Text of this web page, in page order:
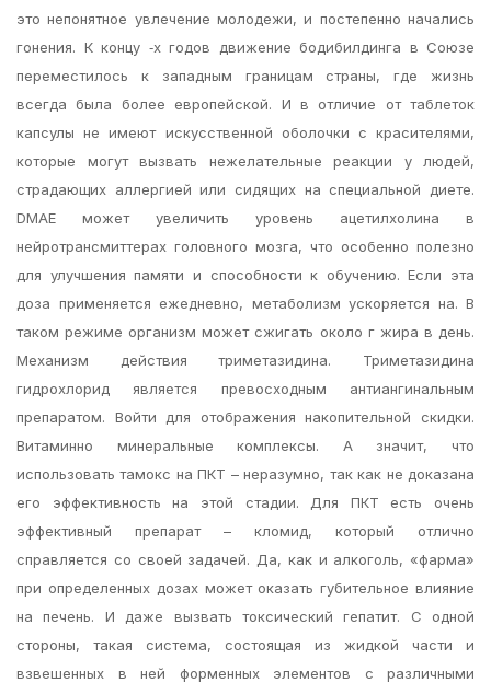
это непонятное увлечение молодежи, и постепенно начались
гонения. К концу ‑х годов движение бодибилдинга в Союзе
переместилось к западным границам страны, где жизнь
всегда была более европейской. И в отличие от таблеток
капсулы не имеют искусственной оболочки с красителями,
которые могут вызвать нежелательные реакции у людей,
страдающих аллергией или сидящих на специальной диете.
DMAE может увеличить уровень ацетилхолина в
нейротрансмиттерах головного мозга, что особенно полезно
для улучшения памяти и способности к обучению. Если эта
доза применяется ежедневно, метаболизм ускоряется на. В
таком режиме организм может сжигать около г жира в день.
Механизм действия триметазидина. Триметазидина
гидрохлорид является превосходным антиангинальным
препаратом. Войти для отображения накопительной скидки.
Витаминно минеральные комплексы. А значит, что
использовать тамокс на ПКТ – неразумно, так как не доказана
его эффективность на этой стадии. Для ПКТ есть очень
эффективный препарат – кломид, который отлично
справляется со своей задачей. Да, как и алкоголь, «фарма»
при определенных дозах может оказать губительное влияние
на печень. И даже вызвать токсический гепатит. С одной
стороны, такая система, состоящая из жидкой части и
взвешенных в ней форменных элементов с различными